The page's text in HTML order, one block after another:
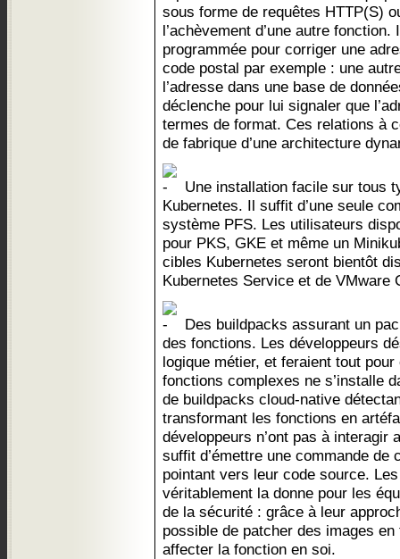
sous forme de requêtes HTTP(S)
l’achèvement d’une autre
programmée pour corriger une
code postal par exemple : une
l’adresse dans une base de
déclenche pour lui signaler que
termes de format. Ces relations à
de fabrique d’une architecture
Une installation facile sur tous
Kubernetes. Il suffit d’une seule
système PFS. Les utilisateurs
pour PKS, GKE et même un
cibles Kubernetes seront bientôt
Kubernetes Service et de VMware
Des buildpacks assurant un
des fonctions. Les développeurs
logique métier, et feraient tout pour
fonctions complexes ne s’installe
de buildpacks cloud-native
transformant les fonctions en
développeurs n’ont pas à
suffit d’émettre une commande de
pointant vers leur code source.
véritablement la donne pour les
de la sécurité : grâce à leur
possible de patcher des images
affecter la fonction en soi.